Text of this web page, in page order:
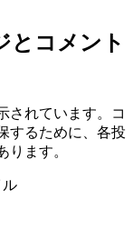
とコメント
されています。コ
するために、各投
ります。
ル